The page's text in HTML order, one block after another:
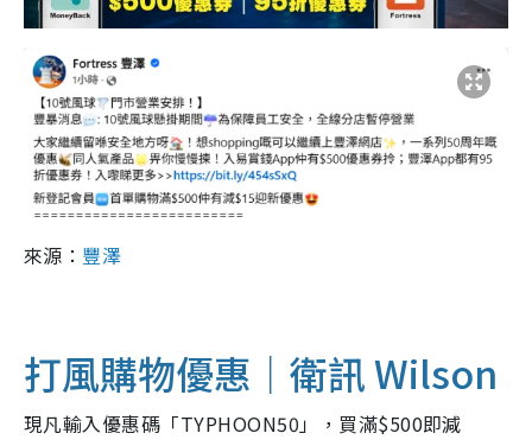
來源： 豐澤
打風購物優惠｜衛訊 Wilson
現凡輸入優惠碼「TYPHOON50」，買滿$500即減